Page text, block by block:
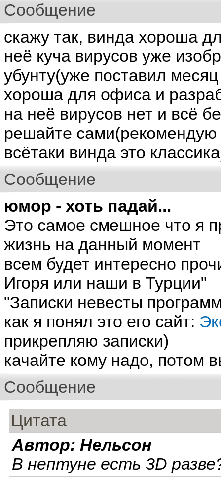
Сообщение
скажу так, винда хороша
неё куча вирусов уже
убунту(уже поставил
хороша для офиса и
на неё вирусов нет и всё
решайте сами(рекомендую
всётаки винда это
Сообщение
юмор - хоть падай...
Это самое смешное что я
жизнь на данный момент
всем будет интересно
Игоря или наши в Турции"
"Записки невесты
как я понял это его сайт:
прикрепляю записки)
качайте кому надо, потом
Сообщение
Цитата
Автор: Нельсон
В нептуне есть 3D